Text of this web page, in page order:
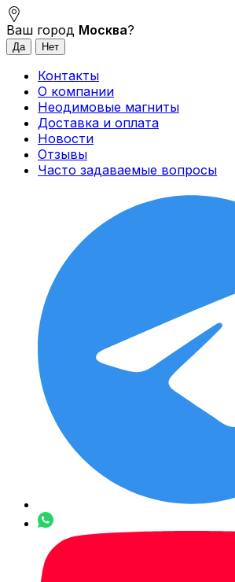
Ваш город Москва?
Контакты
О компании
Неодимовые магниты
Доставка и оплата
Новости
Отзывы
Часто задаваемые вопросы